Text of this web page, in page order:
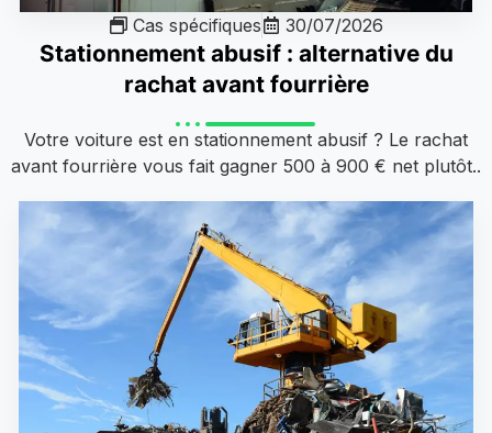
Cas spécifiques 30/07/2026
Stationnement abusif : alternative du
rachat avant fourrière
Votre voiture est en stationnement abusif ? Le rachat
avant fourrière vous fait gagner 500 à 900 € net plutôt..